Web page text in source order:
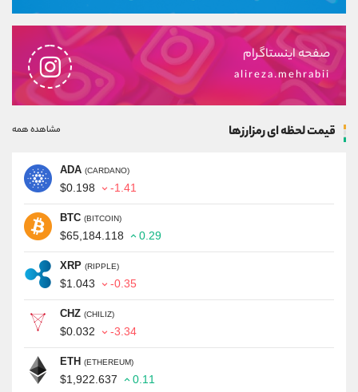
صفحه اینستاگرام
alireza.mehrabii
قیمت لحظه ای رمزارزها مشاهده همه
ADA (CARDANO)
$0.198 -1.41
BTC (BITCOIN)
$65,184.118 0.29
XRP (RIPPLE)
$1.043 -0.35
CHZ (CHILIZ)
$0.032 -3.34
ETH (ETHEREUM)
$1,922.637 0.11